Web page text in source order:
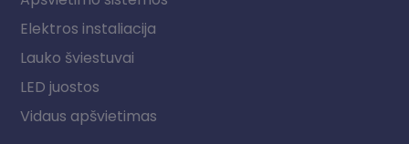
Elektros instaliacija
Lauko šviestuvai
LED juostos
Vidaus apšvietimas